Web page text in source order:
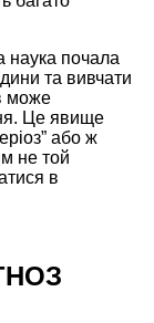
наука почала
та вивчати
може
Це явище
або ж
не той
в